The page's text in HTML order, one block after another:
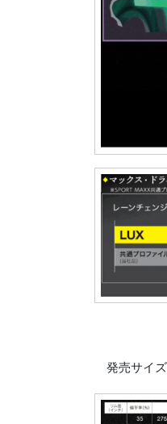
発売サイズ